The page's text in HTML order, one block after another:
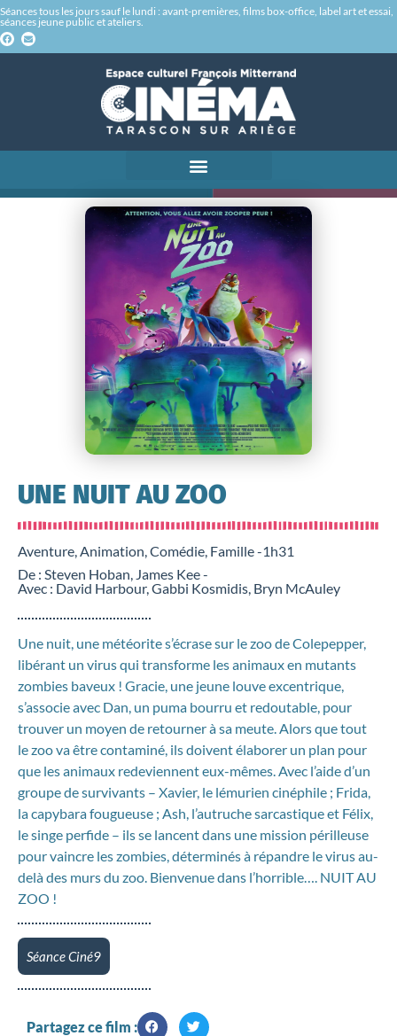
Séances tous les jours sauf le lundi : avant-premières, films box-office, label art et essai,
séances jeune public et ateliers.
UNE NUIT AU ZOO
Aventure, Animation, Comédie, Famille -1h31
De : Steven Hoban, James Kee -
Avec : David Harbour, Gabbi Kosmidis, Bryn McAuley
Une nuit, une météorite s’écrase sur le zoo de Colepepper,
libérant un virus qui transforme les animaux en mutants
zombies baveux ! Gracie, une jeune louve excentrique,
s’associe avec Dan, un puma bourru et redoutable, pour
trouver un moyen de retourner à sa meute. Alors que tout
le zoo va être contaminé, ils doivent élaborer un plan pour
que les animaux redeviennent eux-mêmes. Avec l’aide d’un
groupe de survivants – Xavier, le lémurien cinéphile ; Frida,
la capybara fougueuse ; Ash, l’autruche sarcastique et Félix,
le singe perfide – ils se lancent dans une mission périlleuse
pour vaincre les zombies, déterminés à répandre le virus au-
delà des murs du zoo. Bienvenue dans l’horrible…. NUIT AU
ZOO !
Séance Ciné9
Partagez ce film :